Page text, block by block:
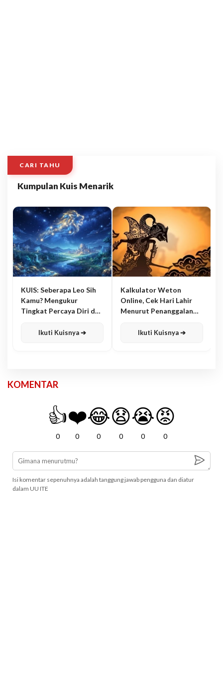
CARI TAHU
Kumpulan Kuis Menarik
KUIS: Seberapa Leo Sih
Kamu? Mengukur
Tingkat Percaya Diri dan
Ikuti Kuisnya ➔
Kalkulator Weton
Online, Cek Hari Lahir
Menurut Penanggalan
Ikuti Kuisnya ➔
KOMENTAR
👍
0
❤️
0
😂
0
😧
0
😭
0
😡
0
Isi komentar sepenuhnya adalah tanggung jawab pengguna dan diatur
dalam UU ITE